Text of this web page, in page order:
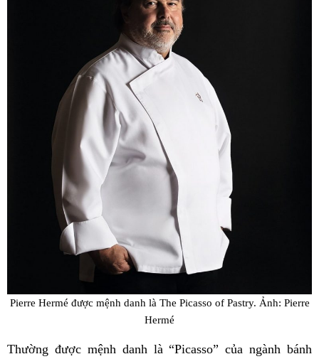
Pierre Hermé được mệnh danh là The Picasso of Pastry. Ảnh: Pierre
Hermé
Thường được mệnh danh là “Picasso” của ngành bánh